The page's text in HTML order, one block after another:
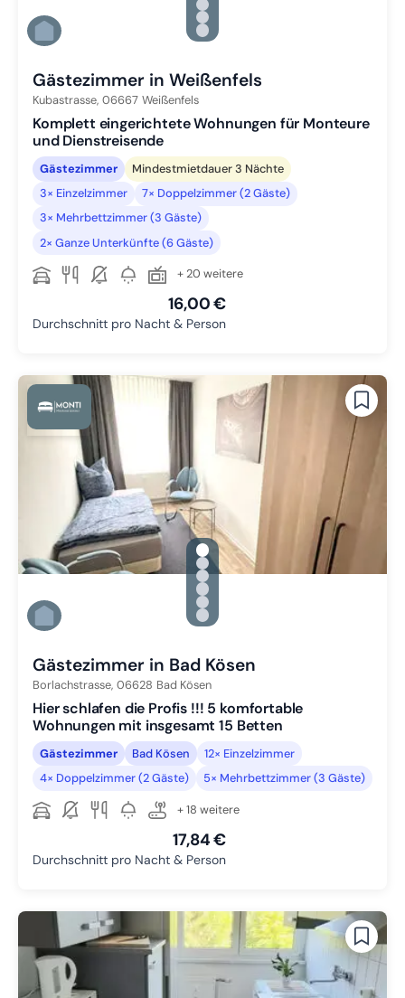
Zu Slide 3 wechseln
Zu Slide 4 wechseln
Zu Slide 5 wechseln
Zu Slide 6 wechseln
Gästezimmer in Weißenfels
Kubastrasse, 06667 Weißenfels
Komplett eingerichtete Wohnungen für Monteure
und Dienstreisende
Gästezimmer
Mindestmietdauer 3 Nächte
3× Einzelzimmer
7× Doppelzimmer (2 Gäste)
3× Mehrbettzimmer (3 Gäste)
2× Ganze Unterkünfte (6 Gäste)
+ 20 weitere
16,00 €
Durchschnitt pro Nacht & Person
gallery.slide_selector
Zu Slide 1 wechseln
Zu Slide 2 wechseln
Zu Slide 3 wechseln
Zu Slide 4 wechseln
Zu Slide 5 wechseln
Zu Slide 6 wechseln
Gästezimmer in Bad Kösen
Borlachstrasse, 06628 Bad Kösen
Hier schlafen die Profis !!! 5 komfortable
Wohnungen mit insgesamt 15 Betten
Gästezimmer Bad Kösen
12× Einzelzimmer
4× Doppelzimmer (2 Gäste)
5× Mehrbettzimmer (3 Gäste)
+ 18 weitere
17,84 €
Durchschnitt pro Nacht & Person